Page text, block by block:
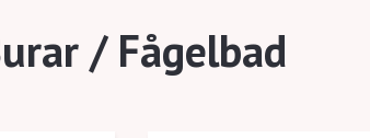
/ Fågelbad